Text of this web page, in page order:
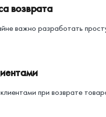
возврата
важно разработать
при возврате